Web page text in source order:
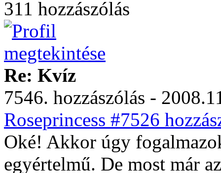
311 hozzászólás
Re: Kvíz
7546. hozzászólás -
Roseprincess #7526
Oké! Akkor úgy
egyértelmű. De most már